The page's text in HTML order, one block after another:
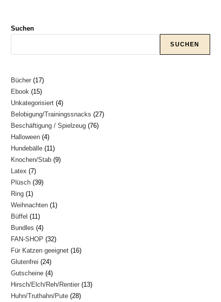
Suchen
SUCHEN
Bücher 1717
Produkte
Ebook 1515
Produkte
Unkategorisiert 44
Produkte
Belobigung/Trainingssnacks 2727
Beschäftigung / Spielzeug 7676
Halloween 44
Produkte
Hundebälle 1111
Produkte
Knochen/Stab 99
Latex 77
Produkte
Plüsch 3939
Ring 11
Produkt
Weihnachten 11
Büffel 1111
Produkte
Bundles 44
Produkte
FAN-SHOP 3232
Produkte
Für Katzen geeignet 1616
Glutenfrei 2424
Produkte
Gutscheine 44
Produkte
Hirsch/Elch/Reh/Rentier 1313
Huhn/Truthahn/Pute 2828